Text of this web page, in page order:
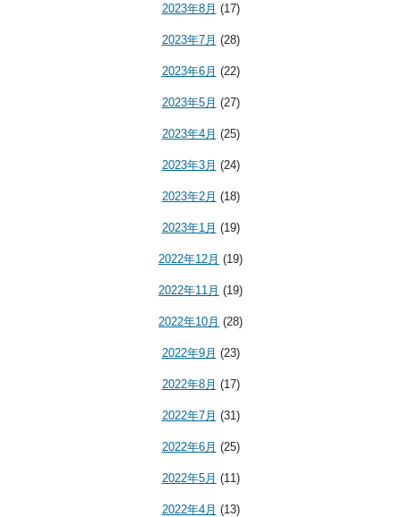
2023年8月 (17)
2023年7月 (28)
2023年6月 (22)
2023年5月 (27)
2023年4月 (25)
2023年3月 (24)
2023年2月 (18)
2023年1月 (19)
2022年12月 (19)
2022年11月 (19)
2022年10月 (28)
2022年9月 (23)
2022年8月 (17)
2022年7月 (31)
2022年6月 (25)
2022年5月 (11)
2022年4月 (13)